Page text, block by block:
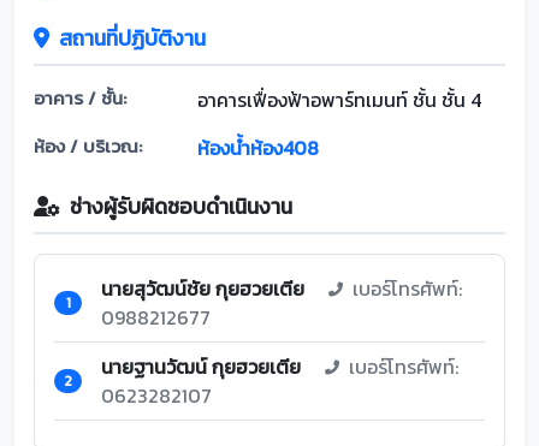
สถานที่ปฏิบัติงาน
อาคาร / ชั้น: อาคารเฟื่องฟ้าอพาร์ทเมนท์ ชั้น ชั้น 4
ห้อง / บริเวณ: ห้องน้ำห้อง408
ช่างผู้รับผิดชอบดำเนินงาน
1 นายสุวัฒน์ชัย กุยฮวยเตีย
เบอร์โทรศัพท์:
0988212677
2 นายฐานวัฒน์ กุยฮวยเตีย
เบอร์โทรศัพท์:
0623282107